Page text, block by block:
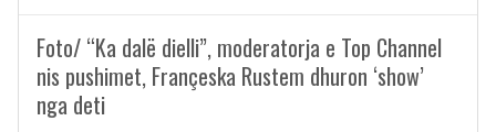
Foto/ “Ka dalë dielli”, moderatorja e Top Channel
nis pushimet, Françeska Rustem dhuron ‘show’
nga deti